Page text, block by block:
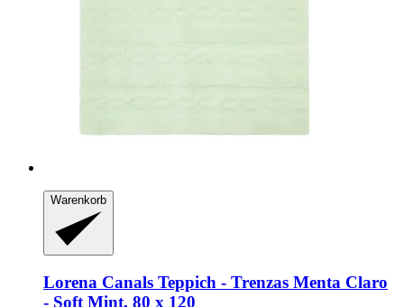
Warenkorb
Lorena Canals Teppich -​ Trenzas Menta Claro
-​ Soft Mint, 80 x 120